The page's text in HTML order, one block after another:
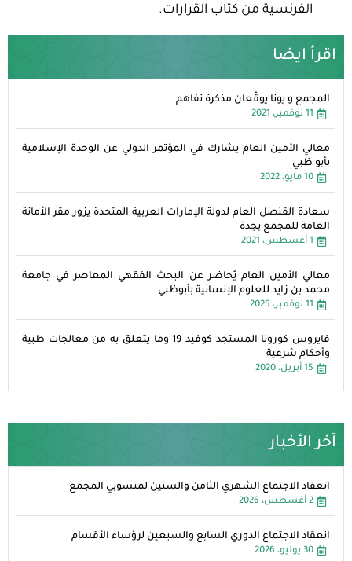
الفرنسية من كتاب القرارات.
اقرأ ايضا
المجمع و يونا يوقّعان مذكرة تفاهم
11 نوفمبر، 2021
معالي الأمين العام يشارك في المؤتمر الدولي عن الوحدة الإسلامية
بأبو ظبي
10 مايو، 2022
سعادة القنصل العام لدولة الإمارات العربية المتحدة يزور مقر الأمانة
العامة للمجمع بجدة
1 أغسطس، 2021
معالي الأمين العام يُحاضر عن البحث الفقهي المعاصر في جامعة
محمد بن زايد للعلوم الإنسانية بأبوظبي
11 نوفمبر، 2025
فايروس كورونا المستجد كوفيد 19 وما يتعلق به من معالجات طبية
وأحكام شرعية
15 أبريل، 2020
آخر الأخبار
انعقاد الاجتماع الشهري الثامن والستين لمنسوبي المجمع
2 أغسطس، 2026
انعقاد الاجتماع الدوري السابع والسبعين لرؤساء الأقسام
30 يوليو، 2026